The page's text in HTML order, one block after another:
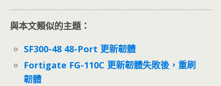
與本文類似的主題：
SF300-48 48-Port 更新韌體
Fortigate FG-110C 更新韌體失敗後，重刷
韌體